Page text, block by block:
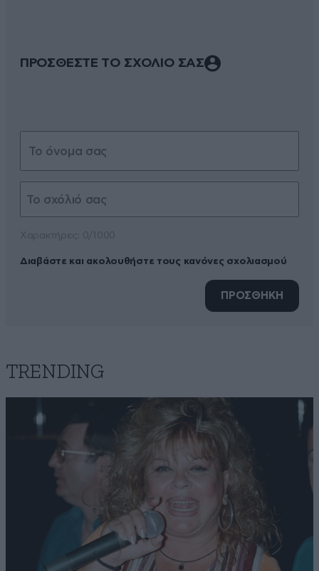
ΠΡΟΣΘΕΣΤΕ ΤΟ ΣΧΟΛΙΟ ΣΑΣ
Διαβάστε και ακολουθήστε τους κανόνες σχολιασμού
ΠΡΟΣΘΗΚΗ
TRENDING